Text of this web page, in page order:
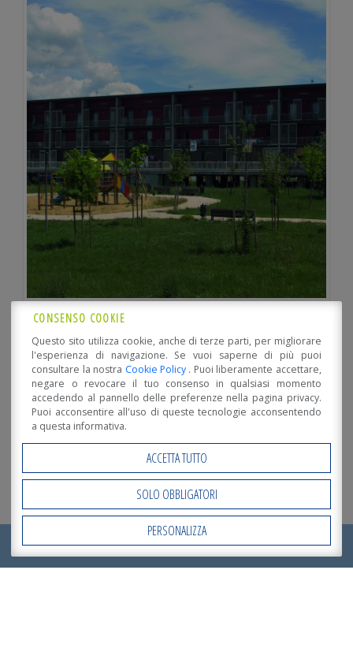
RICHIEDI ORA IL TUOPREVENTIVO!
Open Accessibility
CONSENSO COOKIE
Questo sito utilizza cookie, anche di terze parti, per migliorare
l'esperienza di navigazione. Se vuoi saperne di più puoi
consultare la nostra Cookie Policy . Puoi liberamente accettare,
negare o revocare il tuo consenso in qualsiasi momento
accedendo al pannello delle preferenze nella pagina privacy.
Puoi acconsentire all'uso di queste tecnologie acconsentendo
a questa informativa.
ACCETTA TUTTO
SOLO OBBLIGATORI
PERSONALIZZA